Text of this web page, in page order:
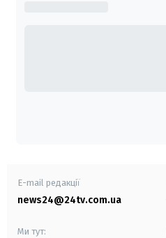
E-mail редакції
news24@24tv.com.ua
Ми тут: